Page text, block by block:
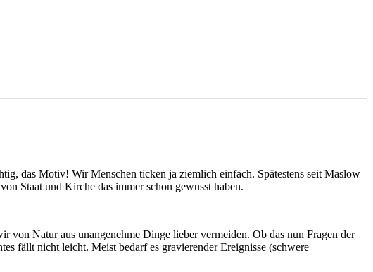
das Motiv! Wir Menschen ticken ja ziemlich einfach. Spätestens seit Maslow
Staat und Kirche das immer schon gewusst haben.
von Natur aus unangenehme Dinge lieber vermeiden. Ob das nun Fragen der
fällt nicht leicht. Meist bedarf es gravierender Ereignisse (schwere